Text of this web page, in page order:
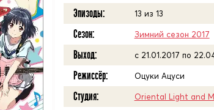
Эпизоды: 13 из 13
Сезон: Зимний сезон 2017
Выход: c 21.01.2017 по
Режиссёр: Оцуки Ацуси
Студия: Oriental Light and